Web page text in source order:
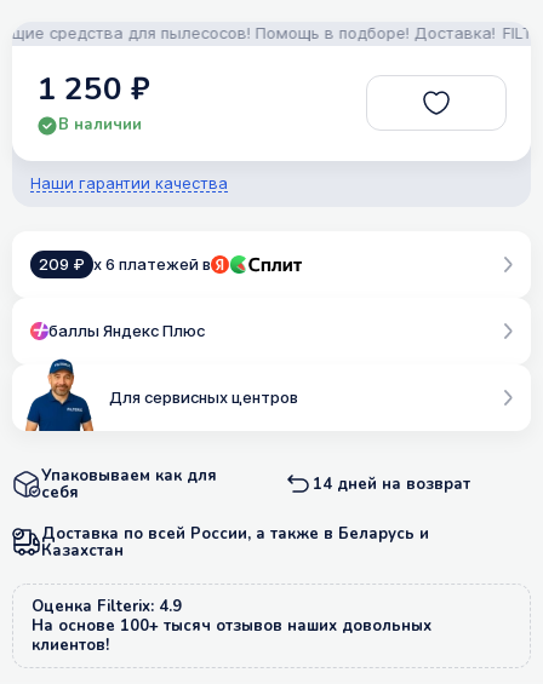
средства для пылесосов! Помощь в подборе! Доставка!
1 250 ₽
В наличии
Наши гарантии качества
209 ₽ x 6 платежей в
баллы Яндекс Плюс
Для сервисных центров
Упаковываем как для
себя 14 дней на возврат
Доставка по всей России, а также в Беларусь и
Казахстан
Оценка Filterix: 4.9
На основе 100+ тысяч отзывов наших довольных
клиентов!